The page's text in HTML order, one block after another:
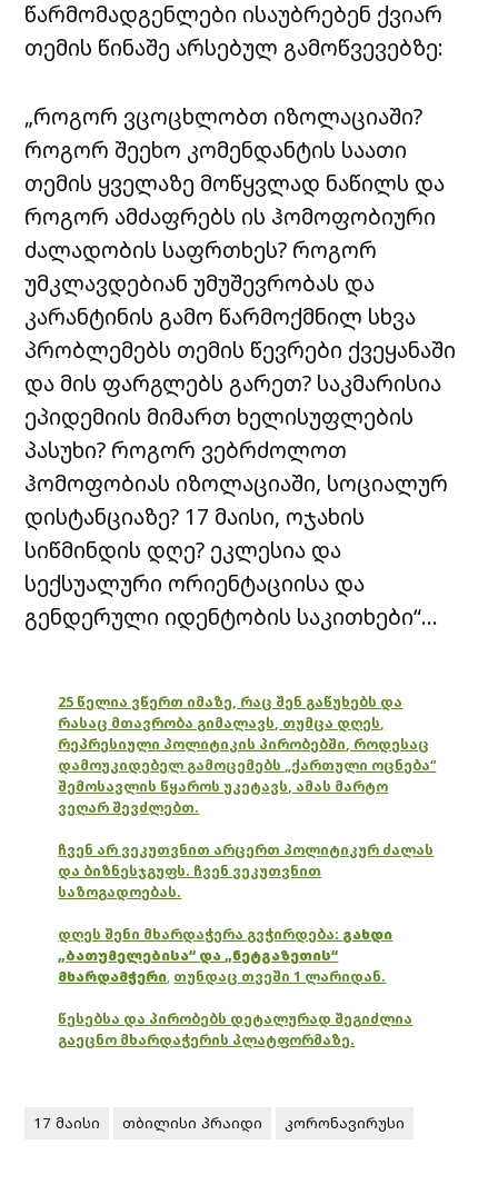
წარმომადგენლები ისაუბრებენ ქვიარ
თემის წინაშე არსებულ გამოწვევებზე:
„როგორ ვცოცხლობთ იზოლაციაში?
როგორ შეეხო კომენდანტის საათი
თემის ყველაზე მოწყვლად ნაწილს და
როგორ ამძაფრებს ის ჰომოფობიური
ძალადობის საფრთხეს? როგორ
უმკლავდებიან უმუშევრობას და
კარანტინის გამო წარმოქმნილ სხვა
პრობლემებს თემის წევრები ქვეყანაში
და მის ფარგლებს გარეთ? საკმარისია
ეპიდემიის მიმართ ხელისუფლების
პასუხი? როგორ ვებრძოლოთ
ჰომოფობიას იზოლაციაში, სოციალურ
დისტანციაზე? 17 მაისი, ოჯახის
სიწმინდის დღე? ეკლესია და
სექსუალური ორიენტაციისა და
გენდერული იდენტობის საკითხები“…
25 წელია ვწერთ იმაზე, რაც შენ გაწუხებს და
რასაც მთავრობა გიმალავს, თუმცა დღეს,
რეპრესიული პოლიტიკის პირობებში, როდესაც
დამოუკიდებელ გამოცემებს „ქართული ოცნება“
შემოსავლის წყაროს უკეტავს, ამას მარტო
ვეღარ შევძლებთ.
ჩვენ არ ვეკუთვნით არცერთ პოლიტიკურ ძალას
და ბიზნესჯგუფს. ჩვენ ვეკუთვნით
საზოგადოებას.
დღეს შენი მხარდაჭერა გვჭირდება: გახდი
„ბათუმელებისა“ და „ნეტგაზეთის“
მხარდამჭერი, თუნდაც თვეში 1 ლარიდან.
წესებსა და პირობებს დეტალურად შეგიძლია
გაეცნო მხარდაჭერის პლატფორმაზე.
17 მაისი თბილისი პრაიდი კორონავირუსი